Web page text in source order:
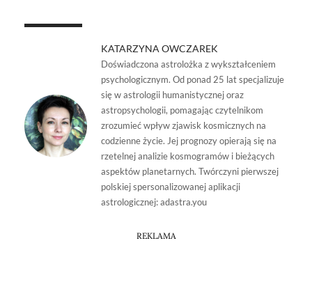
KATARZYNA OWCZAREK
Doświadczona astrolożka z wykształceniem
psychologicznym. Od ponad 25 lat specjalizuje
się w astrologii humanistycznej oraz
astropsychologii, pomagając czytelnikom
zrozumieć wpływ zjawisk kosmicznych na
codzienne życie. Jej prognozy opierają się na
rzetelnej analizie kosmogramów i bieżących
aspektów planetarnych. Twórczyni pierwszej
polskiej spersonalizowanej aplikacji
astrologicznej: adastra.you
REKLAMA